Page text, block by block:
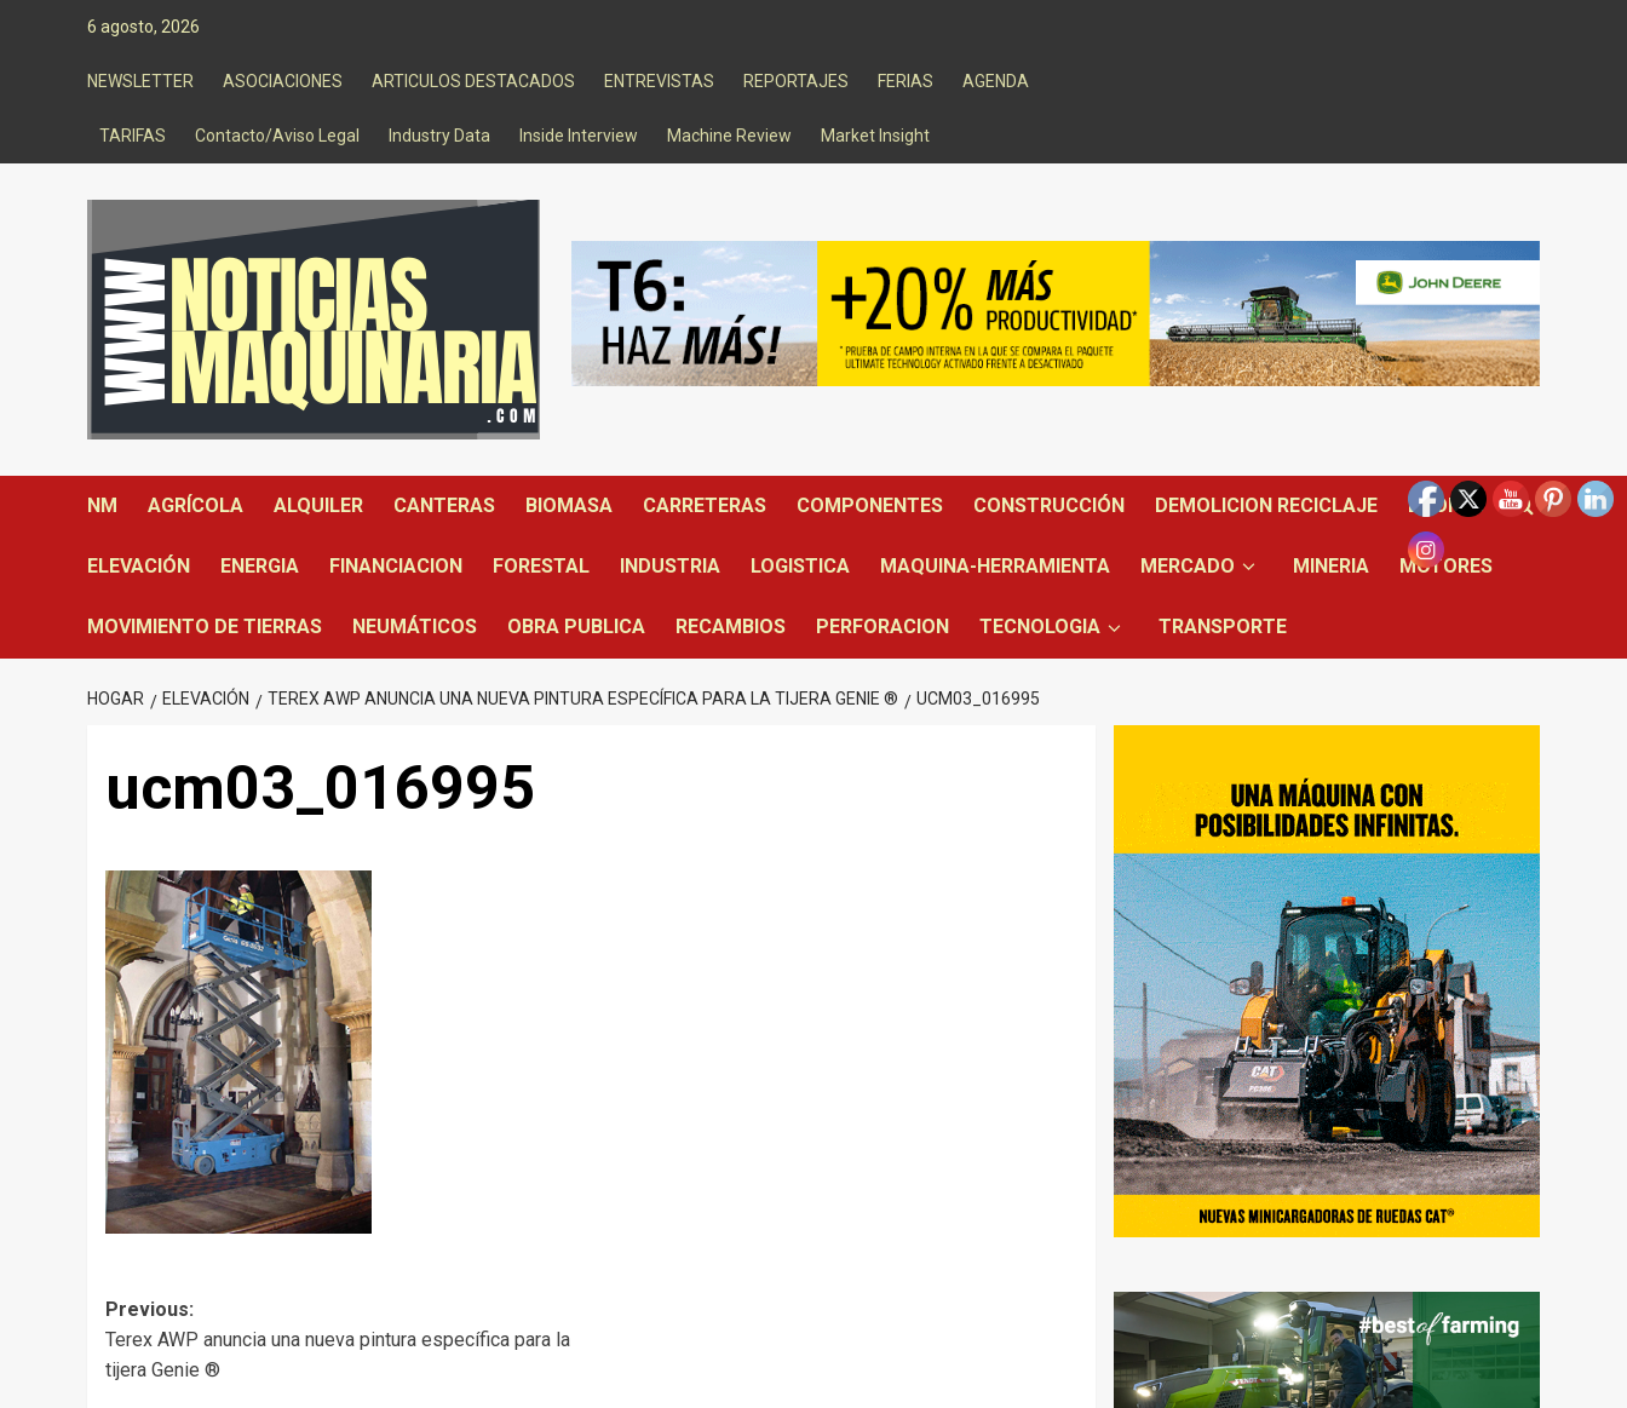
6 agosto, 2026
NEWSLETTER ASOCIACIONES ARTICULOS DESTACADOS ENTREVISTAS REPORTAJES FERIAS AGENDA
TARIFAS Contacto/Aviso Legal Industry Data Inside Interview Machine Review Market Insight
NM AGRÍCOLA ALQUILER CANTERAS BIOMASA CARRETERAS COMPONENTES CONSTRUCCIÓN DEMOLICION RECICLAJE DRONES
ELEVACIÓN ENERGIA FINANCIACION FORESTAL INDUSTRIA LOGISTICA MAQUINA-HERRAMIENTA MERCADO MINERIA MOTORES
MOVIMIENTO DE TIERRAS NEUMÁTICOS OBRA PUBLICA RECAMBIOS PERFORACION TECNOLOGIA TRANSPORTE
HOGAR ELEVACIÓN TEREX AWP ANUNCIA UNA NUEVA PINTURA ESPECÍFICA PARA LA TIJERA GENIE ® UCM03_016995
ucm03_016995
Post
navigation
Previous:
Terex AWP anuncia una nueva pintura específica para la
tijera Genie ®